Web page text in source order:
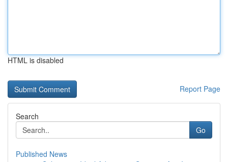
HTML is disabled
Report Page
Search
Go
Published News